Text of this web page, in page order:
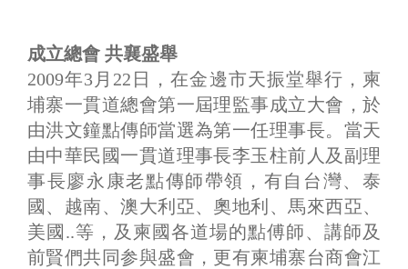
成立總會 共襄盛舉
2009年3月22日，在金邊市天振堂舉行，柬
埔寨一貫道總會第一屆理監事成立大會，於
由洪文鐘點傳師當選為第一任理事長。當天
由中華民國一貫道理事長李玉柱前人及副理
事長廖永康老點傳師帶領，有自台灣、泰
國、越南、澳大利亞、奧地利、馬來西亞、
美國..等，及柬國各道場的點傅師、講師及
前賢們共同参與盛會，更有柬埔寨台商會江